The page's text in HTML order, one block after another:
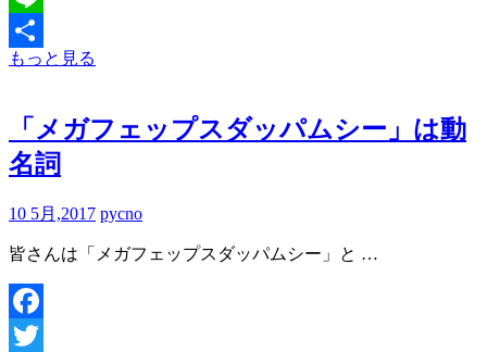
Line
共
もっと見る
「メガフェップスダッパムシー」は動
名詞
10 5月,2017 pycno
皆さんは「メガフェップスダッパムシー」と …
Facebook